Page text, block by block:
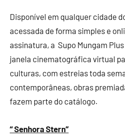
Disponível em qualquer cidade
acessada de forma simples e
assinatura, a Supo Mungam
janela cinematográfica virtual
culturas, com estreias toda
contemporâneas, obras
fazem parte do catálogo.
“ Senhora Stern”